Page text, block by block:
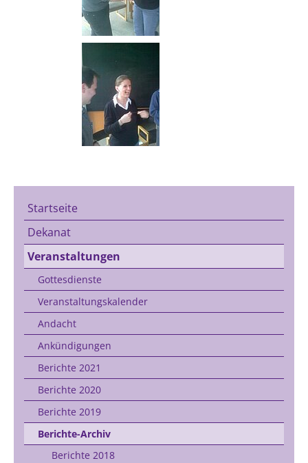
Startseite
Dekanat
Veranstaltungen
Gottesdienste
Veranstaltungskalender
Andacht
Ankündigungen
Berichte 2021
Berichte 2020
Berichte 2019
Berichte-Archiv
Berichte 2018